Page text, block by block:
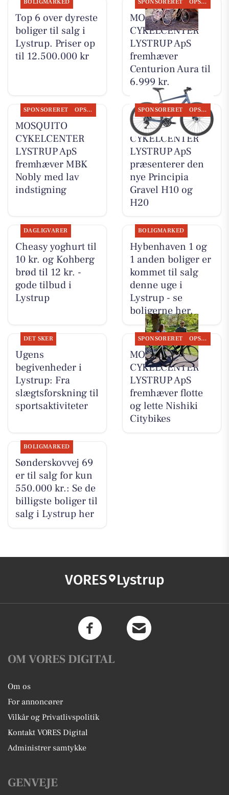
BOLIGMARKED
Top 6 over dyreste
boliger til salg i
Lystrup. Priser op
til 12.500.000 kr
SPONSORERET OPSLAGSTAVLEN
MOSQUITO
CYKELCENTER
LYSTRUP ApS
fremhæver
Centurion Aura til
6.999 kr.
SPONSORERET OPSLAGSTAVLEN
MOSQUITO
CYKELCENTER
LYSTRUP ApS
fremhæver MBK
Nobly med lav
indstigning
SPONSORERET OPSLAGSTAVLEN
MOSQUITO
CYKELCENTER
LYSTRUP ApS
præsenterer den
nye Principia
Gravel H10 og
H20
DAGLIGVARER
Cheasy yoghurt til
10 kr. og Kohberg
brød til 12 kr. -
gode tilbud i
Lystrup
BOLIGMARKED
Hybenhaven 1 og
1 anden boliger er
kommet til salg
denne uge i
Lystrup - se
boligerne her.
DET SKER
Ugens
begivenheder i
Lystrup: Fra
slægtsforskning til
sportsaktiviteter
SPONSORERET OPSLAGSTAVLEN
MOSQUITO
CYKELCENTER
LYSTRUP ApS
fremhæver flotte
og lette Nishiki
Citybikes
BOLIGMARKED
Sønderskovvej 69
er til salg for kun
550.000 kr.: Se de
billigste boliger til
salg i Lystrup her
VORES Lystrup
OM VORES DIGITAL
Om os
For annoncører
Vilkår og Privatlivspolitik
Kontakt VORES Digital
Administrer samtykke
GENVEJE